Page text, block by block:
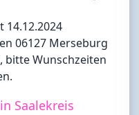
14.12.2024
06127 Merseburg
bitte Wunschzeiten
Saalekreis